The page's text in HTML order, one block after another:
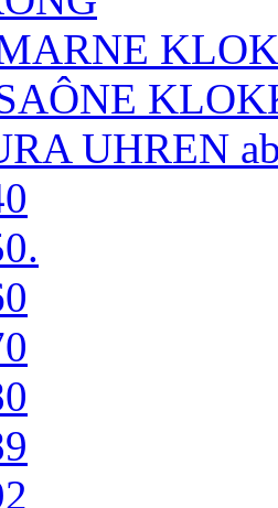
UHREN